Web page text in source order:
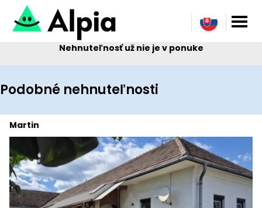
Nehnuteľnosť už nie je v ponuke
Podobné nehnuteľnosti
Martin